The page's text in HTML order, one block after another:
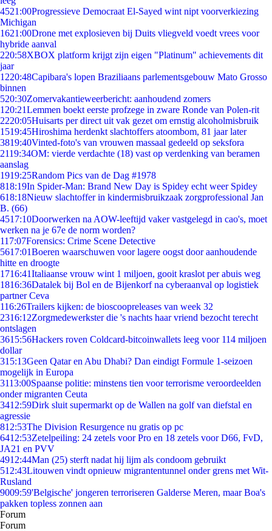
4521:00Progressieve Democraat El-Sayed wint nipt voorverkiezing
Michigan
1621:00Drone met explosieven bij Duits vliegveld voedt vrees voor
hybride aanval
220:58XBOX platform krijgt zijn eigen "Platinum" achievements dit
jaar
1220:48Capibara's lopen Braziliaans parlementsgebouw Mato Grosso
binnen
520:30Zomervakantieweerbericht: aanhoudend zomers
1 20:21Lemmen boekt eerste profzege in zware Ronde van Polen-rit
2220:05Huisarts per direct uit vak gezet om ernstig alcoholmisbruik
1519:45Hiroshima herdenkt slachtoffers atoombom, 81 jaar later
3819:40Vinted-foto's van vrouwen massaal gedeeld op seksfora
2119:34OM: vierde verdachte (18) vast op verdenking van beramen
aanslag
1919:25Random Pics van de Dag #1978
818:19In Spider-Man: Brand New Day is Spidey echt weer Spidey
618:18Nieuw slachtoffer in kindermisbruikzaak zorgprofessional Jan
B. (66)
4517:10Doorwerken na AOW-leeftijd vaker vastgelegd in cao's, moet
werken na je 67e de norm worden?
117:07Forensics: Crime Scene Detective
5617:01Boeren waarschuwen voor lagere oogst door aanhoudende
hitte en droogte
1716:41Italiaanse vrouw wint 1 miljoen, gooit kraslot per abuis weg
1816:36Datalek bij Bol en de Bijenkorf na cyberaanval op logistiek
partner Ceva
116:26Trailers kijken: de bioscoopreleases van week 32
2316:12Zorgmedewerkster die 's nachts haar vriend bezocht terecht
ontslagen
3615:56Hackers roven Coldcard-bitcoinwallets leeg voor 114 miljoen
dollar
315:13Geen Qatar en Abu Dhabi? Dan eindigt Formule 1-seizoen
mogelijk in Europa
3113:00Spaanse politie: minstens tien voor terrorisme veroordeelden
onder migranten Ceuta
3412:59Dirk sluit supermarkt op de Wallen na golf van diefstal en
agressie
812:53The Division Resurgence nu gratis op pc
6412:53Zetelpeiling: 24 zetels voor Pro en 18 zetels voor D66, FvD,
JA21 en PVV
4912:44Man (25) sterft nadat hij lijm als condoom gebruikt
512:43Litouwen vindt opnieuw migrantentunnel onder grens met Wit-
Rusland
9009:59'Belgische' jongeren terroriseren Galderse Meren, maar Boa's
pakken topless zonnen aan
Forum
Forum